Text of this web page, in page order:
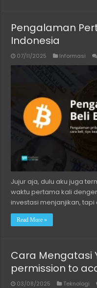
Pengalaman
Indonesia
07/11/2025 Informasi
Jujur aja, dulu aku juga
waktu pertama kali
investasi menjanjikan,
Read More »
Cara Mengatasi
permission to
03/08/2025 Teknologi